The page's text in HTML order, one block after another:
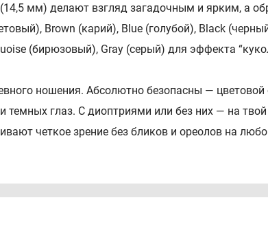
мм) делают взгляд загадочным и ярким, а
Brown (карий), Blue (голубой), Black
(бирюзовый), Gray (серый) для эффекта
ношения. Абсолютно безопасны — цветовой
темных глаз. С диоптриями или без них — на
четкое зрение без бликов и ореолов на